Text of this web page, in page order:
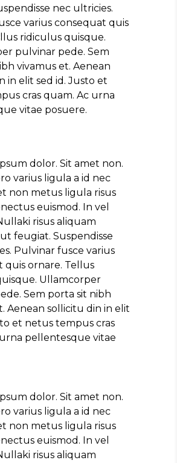
nec ultricies.
varius consequat quis
ridiculus quisque.
pulvinar pede. Sem
vivamus et. Aenean
in elit sed id. Justo et
cras quam. Ac urna
vitae posuere.
dolor. Sit amet non.
varius ligula a id nec
non metus ligula risus
euismod. In vel
risus aliquam
feugiat. Suspendisse
Pulvinar fusce varius
quis ornare. Tellus
Ullamcorper
Sem porta sit nibh
Aenean sollicitu din in elit
et netus tempus cras
pellentesque vitae
dolor. Sit amet non.
varius ligula a id nec
non metus ligula risus
euismod. In vel
risus aliquam